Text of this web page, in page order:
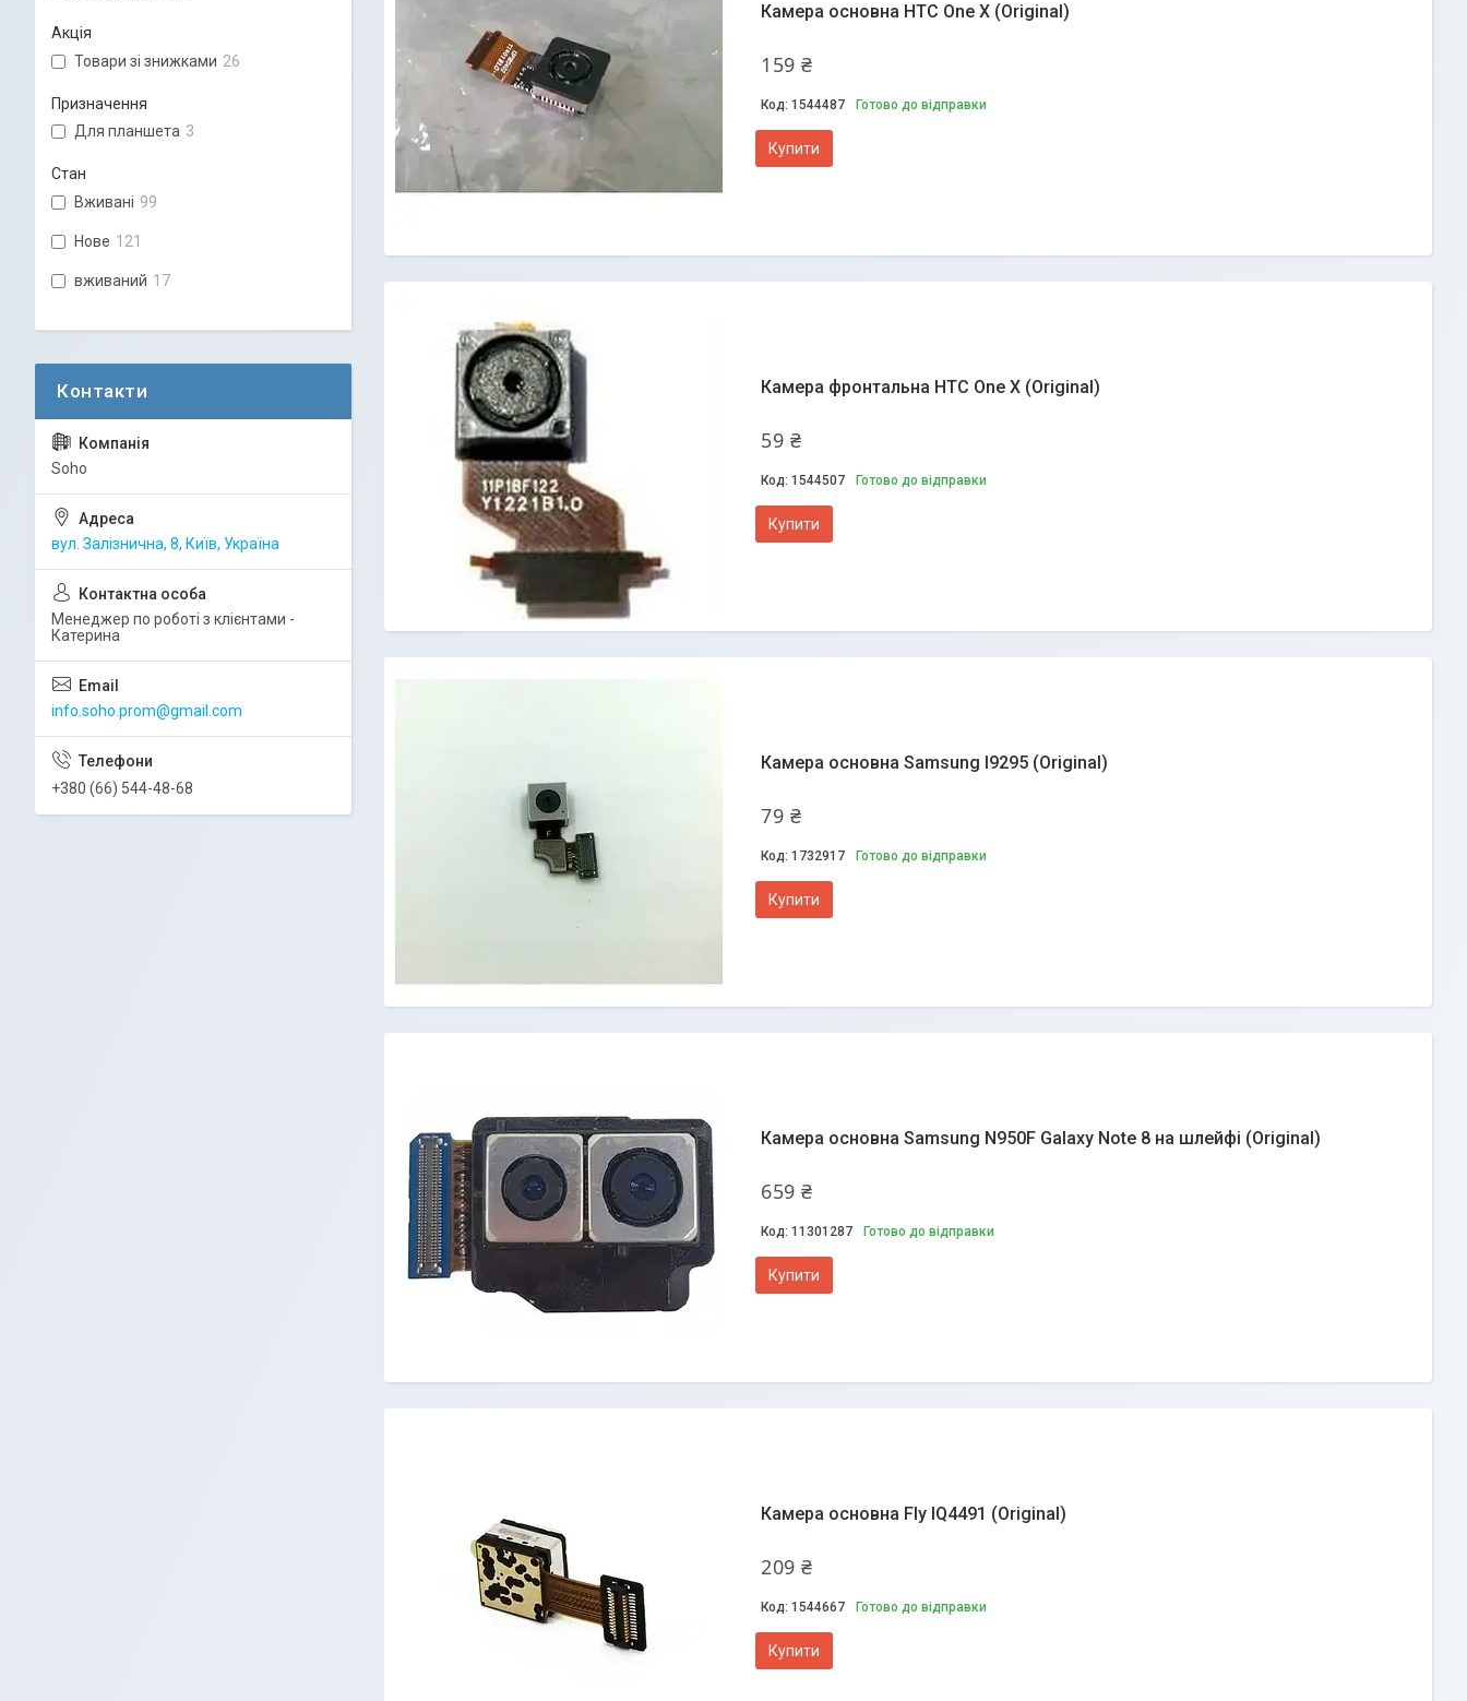
Камера основна HTC One X (Original)
159 ₴
1544487 Готово до відправки
Купити
Камера фронтальна HTC One X (Original)
59 ₴
1544507 Готово до відправки
Купити
Камера основна Samsung I9295 (Original)
79 ₴
1732917 Готово до відправки
Купити
Камера основна Samsung N950F Galaxy Note 8 на шлейфі (Original)
659 ₴
11301287 Готово до відправки
Купити
Камера основна Fly IQ4491 (Original)
209 ₴
1544667 Готово до відправки
Купити
Акція
Товари зі знижками 26
Призначення
Для планшета 3
Стан
Вживані 99
Нове 121
вживаний 17
Soho
вул. Залізнична, 8, Київ, Україна
Менеджер по роботі з клієнтами -
Катерина
info.soho.prom@gmail.com
+380 (66) 544-48-68